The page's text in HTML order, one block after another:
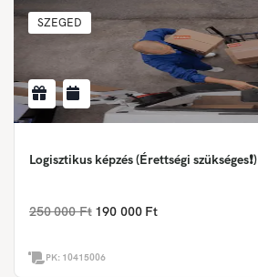
SZEGED
Logisztikus képzés (Érettségi szükséges❗)
250 000 Ft 190 000 Ft
PK: 10415006